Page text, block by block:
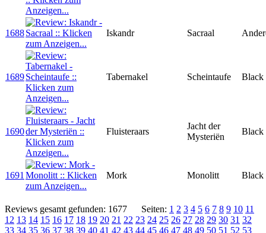
1688 Iskandr Sacraal
1689 Tabernakel Scheintaufe Black
1690 Fluisteraars
Jacht der
Mysteriën
Black
1691 Mork Monolitt Black
Reviews gesamt gefunden: 1677 Seiten: 1 2 3 4 5 6 7 8 9 10 11
12 13 14 15 16 17 18 19 20 21 22 23 24 25 26 27 28 29 30 31 32
33 34 35 36 37 38 39 40 41 42 43 44 45 46 47 48 49 50 51 52 53